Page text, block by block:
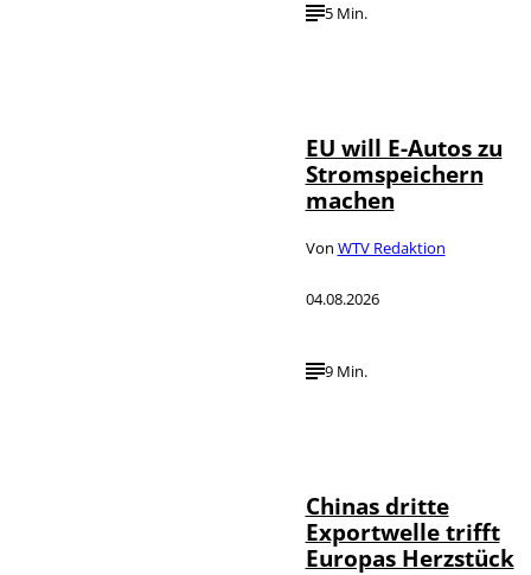
5 Min.
EU will E-Autos zu
Stromspeichern
machen
Von WTV Redaktion
04.08.2026
9 Min.
Chinas dritte
Exportwelle trifft
Europas Herzstück